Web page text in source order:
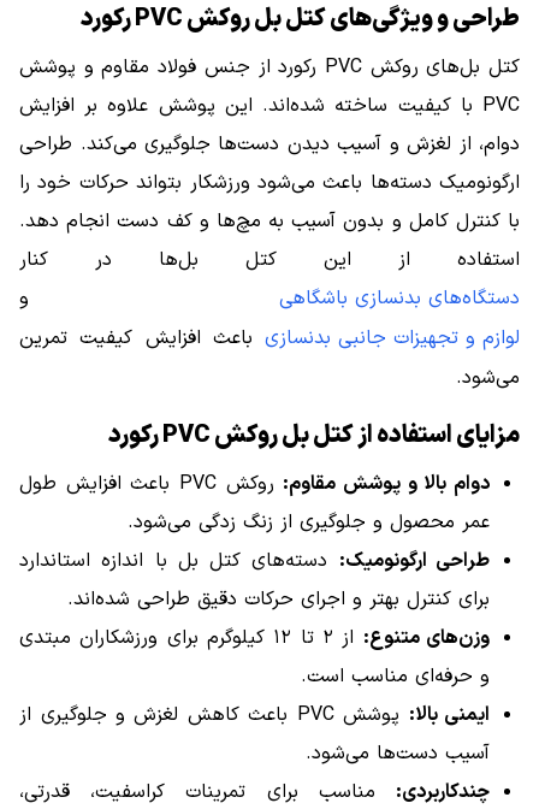
طراحی و ویژگی‌های کتل بل روکش PVC رکورد
کتل بل‌های روکش PVC رکورد از جنس فولاد مقاوم و پوشش
PVC با کیفیت ساخته شده‌اند. این پوشش علاوه بر افزایش
دوام، از لغزش و آسیب دیدن دست‌ها جلوگیری می‌کند. طراحی
ارگونومیک دسته‌ها باعث می‌شود ورزشکار بتواند حرکات خود را
با کنترل کامل و بدون آسیب به مچ‌ها و کف دست انجام دهد.
استفاده از این کتل بل‌ها در کنار
دستگاه‌های بدنسازی باشگاهی و
لوازم و تجهیزات جانبی بدنسازی باعث افزایش کیفیت تمرین
می‌شود.
مزایای استفاده از کتل بل روکش PVC رکورد
دوام بالا و پوشش مقاوم:
روکش PVC باعث افزایش طول
عمر محصول و جلوگیری از زنگ زدگی می‌شود.
طراحی ارگونومیک: دسته‌های کتل بل با اندازه استاندارد
برای کنترل بهتر و اجرای حرکات دقیق طراحی شده‌اند.
وزن‌های متنوع:
از ۲ تا ۱۲ کیلوگرم برای ورزشکاران مبتدی
و حرفه‌ای مناسب است.
ایمنی بالا:
پوشش PVC باعث کاهش لغزش و جلوگیری از
آسیب دست‌ها می‌شود.
چندکاربردی: مناسب برای تمرینات کراسفیت، قدرتی،